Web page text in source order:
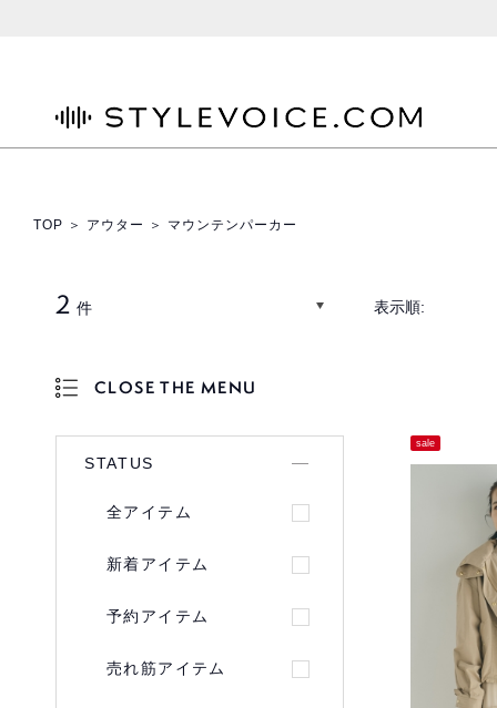
TOP ＞ アウター ＞ マウンテンパーカー
2 件 表示順:
CLOSE THE MENU
STATUS
全アイテム
新着アイテム
予約アイテム
売れ筋アイテム
sale